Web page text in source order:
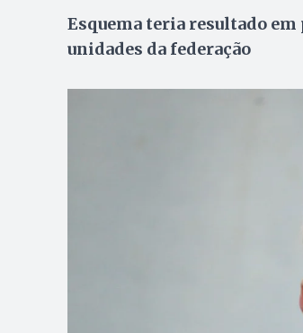
Esquema teria resultado
unidades da federação